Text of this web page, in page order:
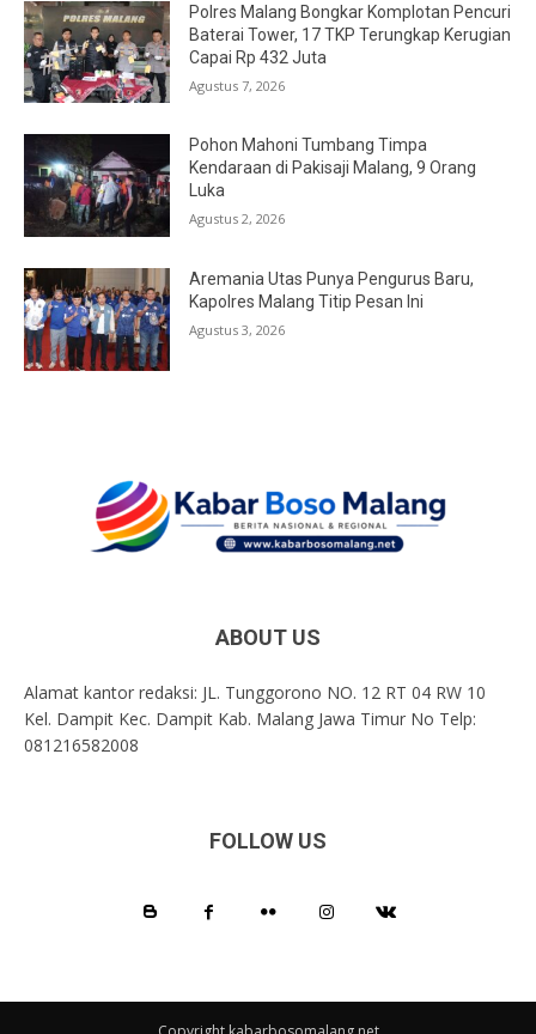
Polres Malang Bongkar Komplotan Pencuri
Baterai Tower, 17 TKP Terungkap Kerugian
Capai Rp 432 Juta
Agustus 7, 2026
Pohon Mahoni Tumbang Timpa
Kendaraan di Pakisaji Malang, 9 Orang
Luka
Agustus 2, 2026
Aremania Utas Punya Pengurus Baru,
Kapolres Malang Titip Pesan Ini
Agustus 3, 2026
ABOUT US
Alamat kantor redaksi: JL. Tunggorono NO. 12 RT 04 RW 10
Kel. Dampit Kec. Dampit Kab. Malang Jawa Timur No Telp:
081216582008
FOLLOW US